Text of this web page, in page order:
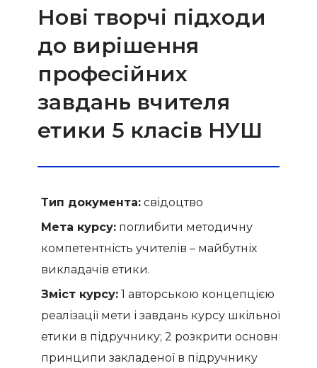
Нові творчі підходи
до вирішення
професійних
завдань вчителя
етики 5 класів НУШ
Тип документа: свідоцтво
Мета курсу: поглибити методичну
компетентність учителів – майбутніх
викладачів етики.
Зміст курсу: 1 авторською концепцією
реалізації мети і завдань курсу шкільної
етики в підручнику; 2 розкрити основні
принципи закладеної в підручнику